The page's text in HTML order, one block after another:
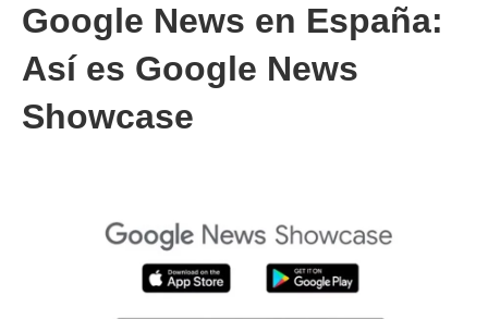
Google News en España:
Así es Google News
Showcase